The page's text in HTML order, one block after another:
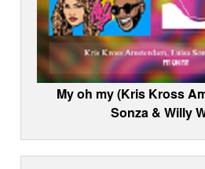
My oh my (Kris Kross
Sonza & Willy